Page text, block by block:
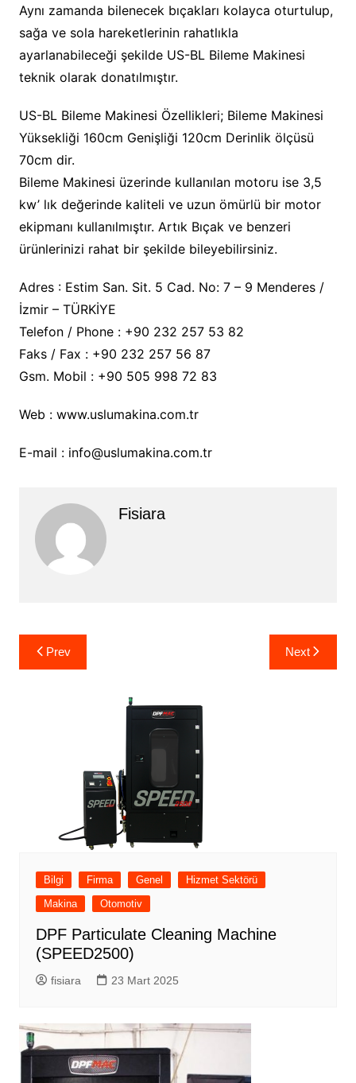
Aynı zamanda bilenecek bıçakları kolayca oturtulup,
sağa ve sola hareketlerinin rahatlıkla
ayarlanabileceği şekilde US-BL Bileme Makinesi
teknik olarak donatılmıştır.
US-BL Bileme Makinesi Özellikleri; Bileme Makinesi
Yüksekliği 160cm Genişliği 120cm Derinlik ölçüsü
70cm dir.
Bileme Makinesi üzerinde kullanılan motoru ise 3,5
kw’ lık değerinde kaliteli ve uzun ömürlü bir motor
ekipmanı kullanılmıştır. Artık Bıçak ve benzeri
ürünlerinizi rahat bir şekilde bileyebilirsiniz.
Adres : Estim San. Sit. 5 Cad. No: 7 – 9 Menderes /
İzmir – TÜRKİYE
Telefon / Phone : +90 232 257 53 82
Faks / Fax : +90 232 257 56 87
Gsm. Mobil : +90 505 998 72 83
Web : www.uslumakina.com.tr
E-mail : info@uslumakina.com.tr
Fisiara
Yazı
gezinmesi
Prev Next
Bilgi Firma Genel
Hizmet Sektörü
Makina
Otomotiv
DPF Particulate Cleaning Machine
(SPEED2500)
fisiara 23 Mart 2025